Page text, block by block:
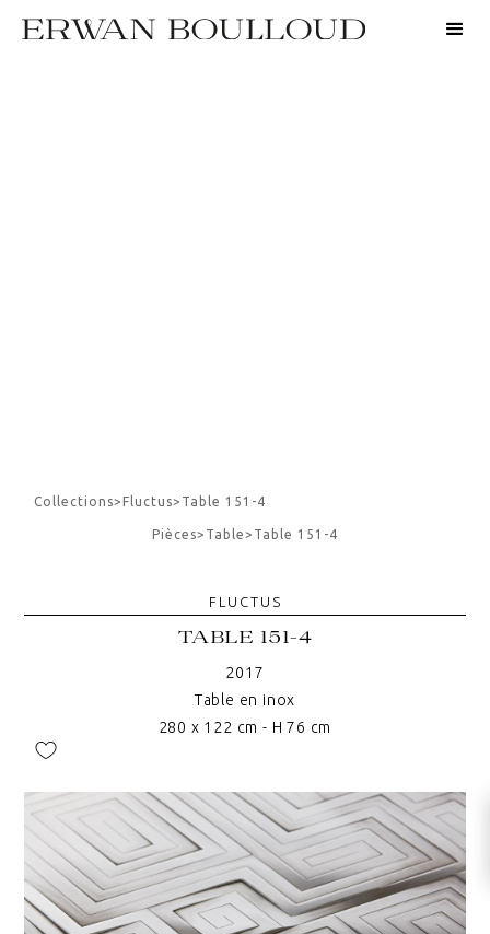
Collections>Fluctus> Table 151-4
Pièces> Table> Table 151-4
FLUCTUS
TABLE 151-4
2017
Table en inox
280 x 122 cm - H 76 cm